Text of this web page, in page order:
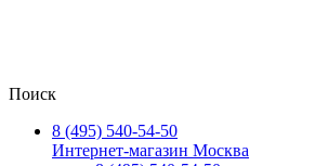
Поиск
8 (495) 540-54-50
Интернет-магазин Москва